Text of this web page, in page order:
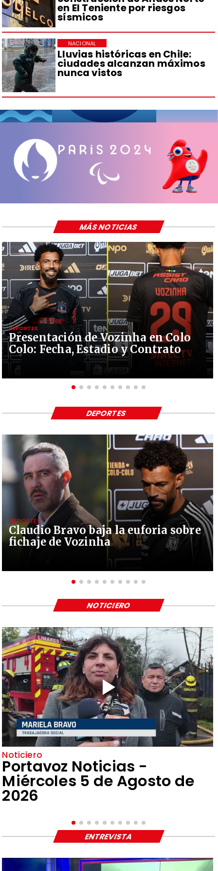
en El Teniente por riesgos
sísmicos
Lluvias históricas en Chile:
ciudades alcanzan máximos
nunca vistos
NACIONAL
Presentación de Vozinha en Colo
Colo: Fecha, Estadio y Contrato
DEPORTES
MÁS NOTICIAS
Claudio Bravo baja la euforia sobre
fichaje de Vozinha
DEPORTES
DEPORTES
Noticiero
Portavoz Noticias -
Miércoles 5 de Agosto de
2026
NOTICIERO
ENTREVISTA